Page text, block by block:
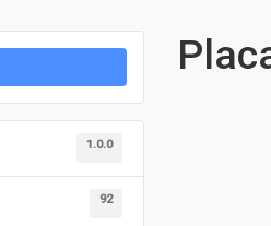
1.0.0
92